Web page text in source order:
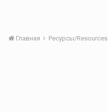
Главная Ресурсы/Resources